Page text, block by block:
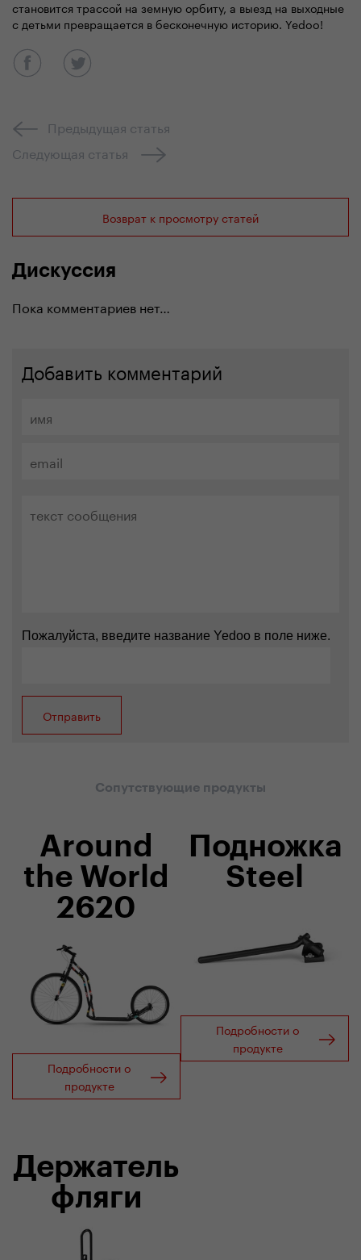
становится трассой на земную орбиту, а выезд на выходные
с детьми превращается в бесконечную историю. Yedoo!
Предыдущая статья
Следующая статья
Возврат к просмотру статей
Дискуссия
Пока комментариев нет…
Добавить комментарий
Пожалуйста, введите название Yedoo в поле ниже.
Сопутствующие продукты
Around
the World
2620
Подробности о
продукте
Подножка
Steel
Подробности о
продукте
Держатель
фляги